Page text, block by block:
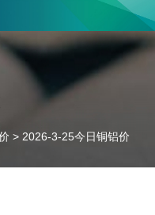
咨询！
联系电话：18037947756
> 2026-3-25今日铜铝价